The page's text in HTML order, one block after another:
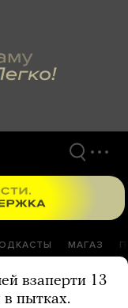
МАГАЗ
взаперти 13
пытках.